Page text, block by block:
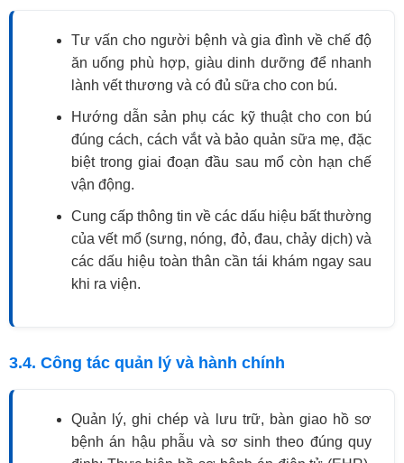
Tư vấn cho người bệnh và gia đình về chế độ
ăn uống phù hợp, giàu dinh dưỡng để nhanh
lành vết thương và có đủ sữa cho con bú.
Hướng dẫn sản phụ các kỹ thuật cho con bú
đúng cách, cách vắt và bảo quản sữa mẹ, đặc
biệt trong giai đoạn đầu sau mổ còn hạn chế
vận động.
Cung cấp thông tin về các dấu hiệu bất thường
của vết mổ (sưng, nóng, đỏ, đau, chảy dịch) và
các dấu hiệu toàn thân cần tái khám ngay sau
khi ra viện.
3.4. Công tác quản lý và hành chính
Quản lý, ghi chép và lưu trữ, bàn giao hồ sơ
bệnh án hậu phẫu và sơ sinh theo đúng quy